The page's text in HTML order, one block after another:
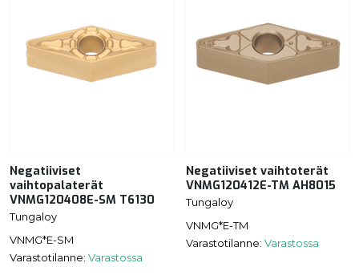
Negatiiviset
vaihtopalaterät
VNMG120408E-SM T6130
Tungaloy
VNMG*E-SM
Varastotilanne: Varastossa
Negatiiviset vaihtoterät
VNMG120412E-TM AH8015
Tungaloy
VNMG*E-TM
Varastotilanne: Varastossa